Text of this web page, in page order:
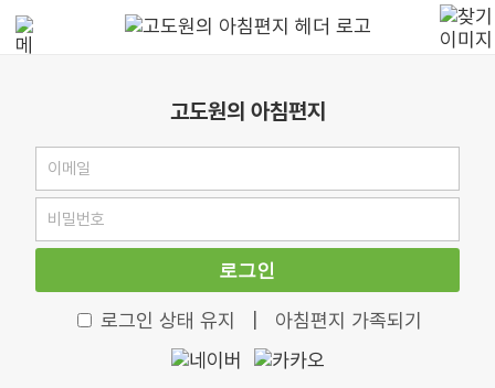
고도원의 아침편지
로그인
로그인 상태 유지 아침편지 가족되기